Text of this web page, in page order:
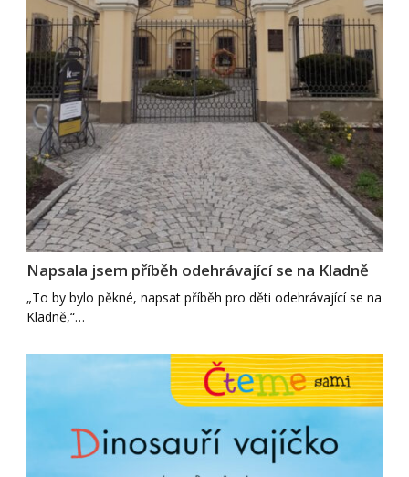
Napsala jsem příběh odehrávající se na Kladně
„To by bylo pěkné, napsat příběh pro děti odehrávající se na
Kladně,“…